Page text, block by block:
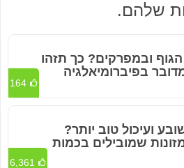
שלהם.
ובמפרקים? כך תזהו
בפיברומיאלגיה
164
ועיכול טוב יותר?
שמובילים בכמות
6,361